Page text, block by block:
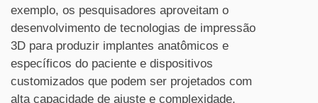
exemplo, os pesquisadores aproveitam o
desenvolvimento de tecnologias de impressão
3D para produzir implantes anatômicos e
específicos do paciente e dispositivos
customizados que podem ser projetados com
alta capacidade de ajuste e complexidade,